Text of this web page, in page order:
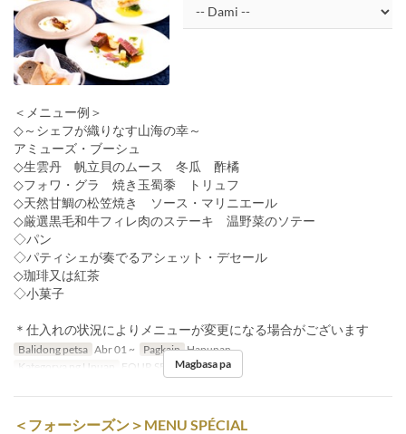
＜メニュー例＞
◇～シェフが織りなす山海の幸～
アミューズ・ブーシュ
◇生雲丹 帆立貝のムース 冬瓜 酢橘
◇フォワ・グラ 焼き玉蜀黍 トリュフ
◇天然甘鯛の松笠焼き ソース・マリニエール
◇厳選黒毛和牛フィレ肉のステーキ 温野菜のソテー
◇パン
◇パティシェが奏でるアシェット・デセール
◇珈琲又は紅茶
◇小菓子
＊仕入れの状況によりメニューが変更になる場合がございます
Balidong petsa Abr 01 ~ Pagkain Hapunan
Kategorya ng Upuan
FOUR SEASONMagbasa pa
＜フォーシーズン＞MENU SPÉCIAL